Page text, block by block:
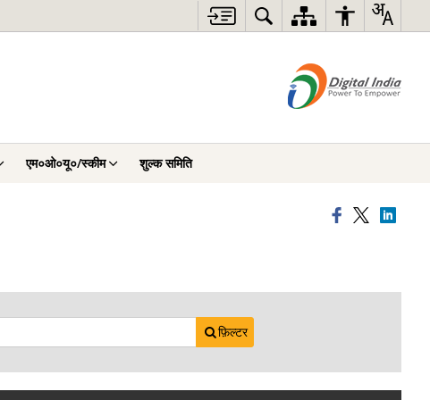
एम०ओ०यू०/स्कीम शुल्क समिति
फ़िल्टर